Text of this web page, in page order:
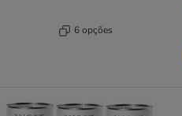
6 opções